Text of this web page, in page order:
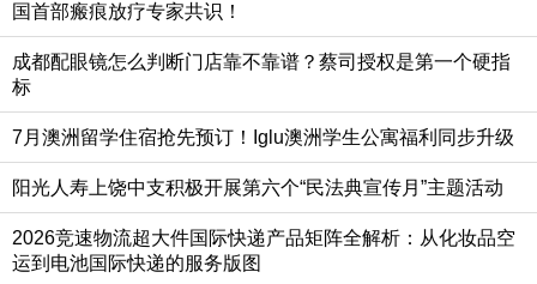
国首部瘢痕放疗专家共识！
成都配眼镜怎么判断门店靠不靠谱？蔡司授权是第一个硬指
标
7月澳洲留学住宿抢先预订！Iglu澳洲学生公寓福利同步升级
阳光人寿上饶中支积极开展第六个“民法典宣传月”主题活动
2026竞速物流超大件国际快递产品矩阵全解析：从化妆品空
运到电池国际快递的服务版图